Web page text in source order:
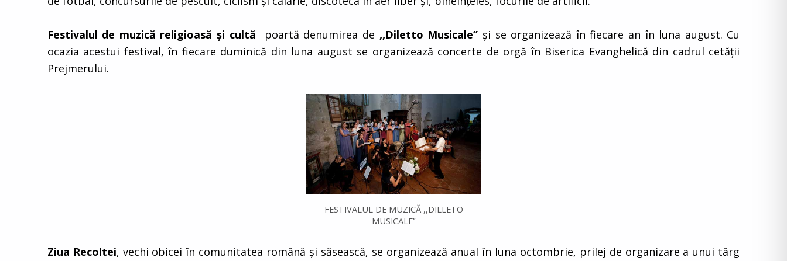
Festivalul de muzică religioasă şi cultă poartă denumirea de ,,Diletto Musicale’’ şi se organizează în fiecare an în luna august. Cu
ocazia acestui festival, în fiecare duminică din luna august se organizează concerte de orgă în Biserica Evanghelică din cadrul cetăţii
Prejmerului.
FESTIVALUL DE MUZICĂ ,,DILLETO
MUSICALE’’
Ziua Recoltei, vechi obicei în comunitatea română şi săsească, se organizează anual în luna octombrie, prilej de organizare a unui târg